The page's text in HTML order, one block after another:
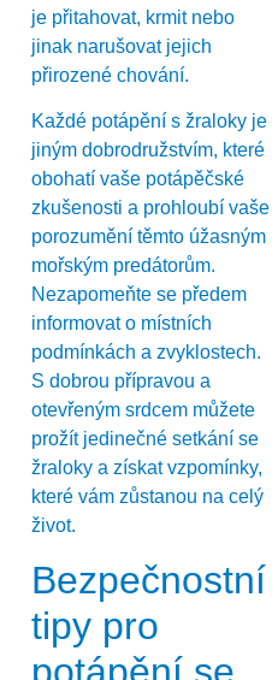
je přitahovat, krmit nebo
jinak narušovat jejich
přirozené chování.
Každé potápění s žraloky je
jiným dobrodružstvím, které
obohatí vaše potápěčské
zkušenosti a prohloubí vaše
porozumění těmto úžasným
mořským predátorům.
Nezapomeňte se předem
informovat o místních
podmínkách a zvyklostech.
S dobrou přípravou a
otevřeným srdcem můžete
prožít jedinečné setkání se
žraloky a získat vzpomínky,
které vám zůstanou na celý
život.
Bezpečnostní
tipy pro